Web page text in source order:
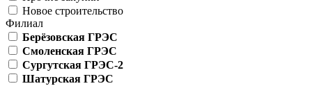
Новое строительство
Филиал
Берёзовская ГРЭС
Смоленская ГРЭС
Сургутская ГРЭС-2
Шатурская ГРЭС